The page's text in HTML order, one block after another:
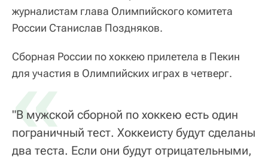
журналистам глава Олимпийского комитета
России Станислав Поздняков.
Сборная России по хоккею прилетела в Пекин
для участия в Олимпийских играх в четверг.
«
"В мужской сборной по хоккею есть один
пограничный тест. Хоккеисту будут сделаны
два теста. Если они будут отрицательными,